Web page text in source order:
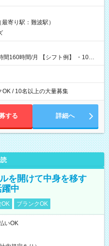
寄り駅：難波駅）
シフト例】 ・10：
OK / 10名以上の大量募集
する 詳細へ
を開けて中身を移す
中
OK ブランクOK
いOK